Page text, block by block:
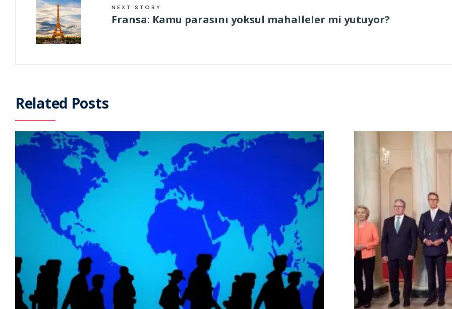
NEXT STORY
Fransa: Kamu parasını yoksul mahalleler mi yutuyor?
Related Posts